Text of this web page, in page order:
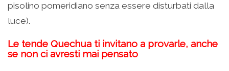
pisolino pomeridiano senza essere disturbati dalla
luce).
Le tende Quechua ti invitano a provarle, anche
se non ci avresti mai pensato